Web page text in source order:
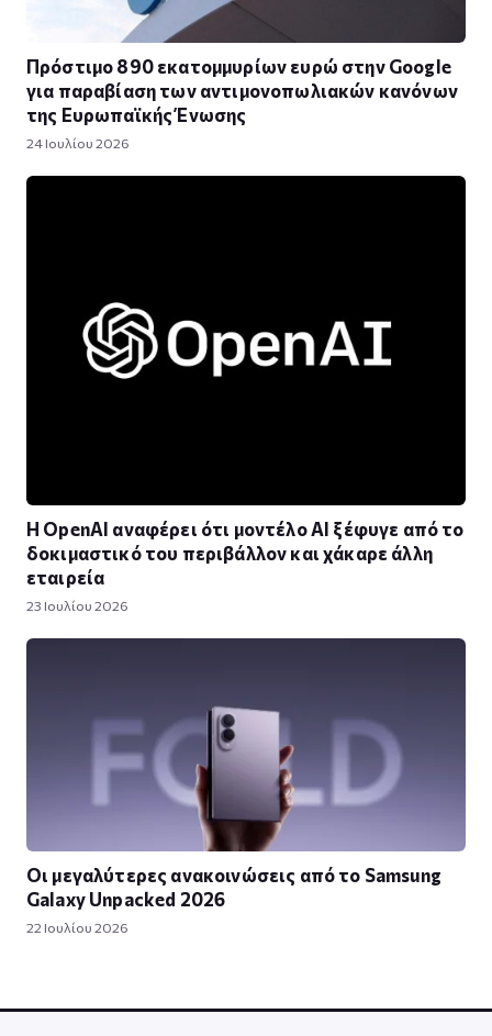
Πρόστιμο 890 εκατομμυρίων ευρώ στην Google
για παραβίαση των αντιμονοπωλιακών κανόνων
της Ευρωπαϊκής Ένωσης
24 Ιουλίου 2026
Η OpenAI αναφέρει ότι μοντέλο AI ξέφυγε από το
δοκιμαστικό του περιβάλλον και χάκαρε άλλη
εταιρεία
23 Ιουλίου 2026
Οι μεγαλύτερες ανακοινώσεις από το Samsung
Galaxy Unpacked 2026
22 Ιουλίου 2026